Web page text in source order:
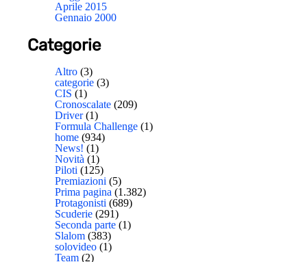
Aprile 2015
Gennaio 2000
Categorie
Altro (3)
categorie (3)
CIS (1)
Cronoscalate (209)
Driver(1)
Formula Challenge (1)
home (934)
News! (1)
Novità (1)
Piloti (125)
Premiazioni (5)
Prima pagina (1.382)
Protagonisti (689)
Scuderie (291)
Seconda parte (1)
Slalom (383)
solovideo (1)
Team (2)